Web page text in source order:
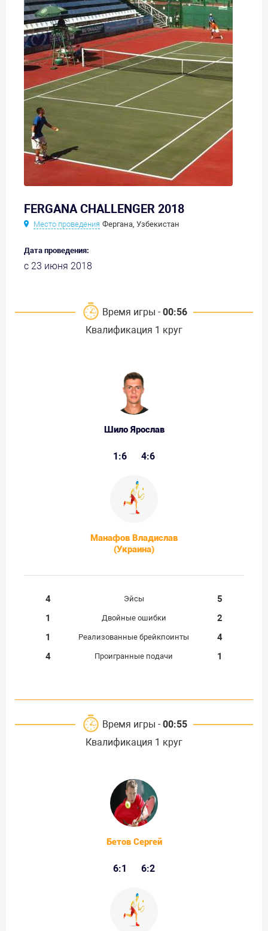
FERGANA CHALLENGER 2018
Место проведения Фергана, Узбекистан
Дата проведения:
с 23 июня 2018
Время игры - 00:56
Квалификация 1 круг
Шило Ярослав
1:6 4:6
Манафов Владислав
(Украина)
4 Эйсы
5
1
Двойные ошибки
2
1
Реализованные брейкпоинты
4
4
Проигранные подачи 1
Время игры - 00:55
Квалификация 1 круг
Бетов Сергей
6:1 6:2